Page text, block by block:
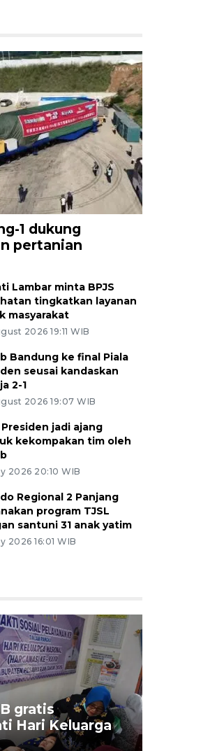
1 dukung
pertanian
Lambar minta BPJS
tingkatkan layanan
masyarakat
2026 19:11 WIB
Bandung ke final Piala
seusai kandaskan
2-1
2026 19:07 WIB
Presiden jadi ajang
kekompakan tim oleh
2026 20:10 WIB
Regional 2 Panjang
program TJSL
santuni 31 anak yatim
2026 16:01 WIB
gratis
Hari Keluarga